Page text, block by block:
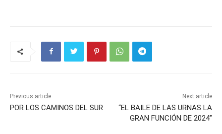
Previous article
POR LOS CAMINOS DEL SUR
Next article
“EL BAILE DE LAS URNAS LA
GRAN FUNCIÓN DE 2024”